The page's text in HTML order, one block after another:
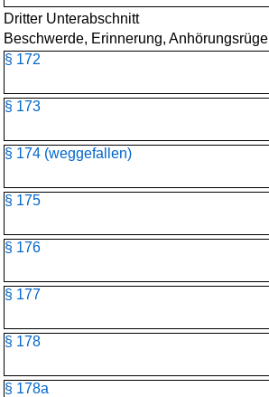
Dritter Unterabschnitt
Beschwerde, Erinnerung, Anhörungsrüge
§ 172
§ 173
§ 174 (weggefallen)
§ 175
§ 176
§ 177
§ 178
§ 178a